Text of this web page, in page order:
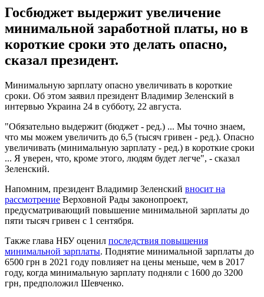
Госбюджет выдержит увеличение
минимальной заработной платы, но в
короткие сроки это делать опасно,
сказал президент.
Минимальную зарплату опасно увеличивать в короткие
сроки. Об этом заявил президент Владимир Зеленский в
интервью Украина 24 в субботу, 22 августа.
"Обязательно выдержит (бюджет - ред.) ... Мы точно знаем,
что мы можем увеличить до 6,5 (тысяч гривен - ред.). Опасно
увеличивать (минимальную зарплату - ред.) в короткие сроки
... Я уверен, что, кроме этого, людям будет легче", - сказал
Зеленский.
Напомним, президент Владимир Зеленский вносит на
рассмотрение Верховной Рады законопроект,
предусматривающий повышение минимальной зарплаты до
пяти тысяч гривен с 1 сентября.
Также глава НБУ оценил последствия повышения
минимальной зарплаты. Поднятие минимальной зарплаты до
6500 грн в 2021 году повлияет на цены меньше, чем в 2017
году, когда минимальную зарплату подняли с 1600 до 3200
грн, предположил Шевченко.